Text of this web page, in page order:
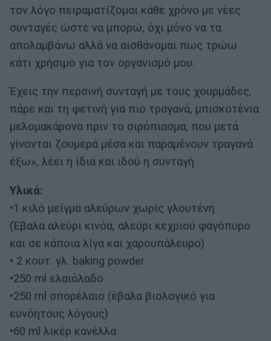
τον λόγο πειραματίζομαι κάθε χρόνο με νέες
συνταγές ώστε να μπορώ, όχι μόνο να τα
απολαμβάνω αλλά να αισθάνομαι πως τρώω
κάτι χρήσιμο για τον οργανισμό μου.
Έχεις την περσινή συνταγή με τους χουρμάδες,
πάρε και τη φετινή για πιο τραγανά, μπισκοτένια
μελομακάρονα πριν το σιρόπιασμα, που μετά
γίνονται ζουμερά μέσα και παραμένουν τραγανά
έξω», λέει η ίδια και ιδού η συνταγή
Υλικά:
•1 κιλό μείγμα αλεύρων χωρίς γλουτένη
(Έβαλα αλεύρι κινόα, αλεύρι κεχριού φαγόπυρο
και σε κάποια λίγα και χαρουπάλευρο)
• 2 κουτ. γλ. baking powder
•250 ml ελαιόλαδο
•250 ml σπορέλαιο (έβαλα βιολογικό για
ευνόητους λόγους)
•60 ml λικέρ κανέλλα